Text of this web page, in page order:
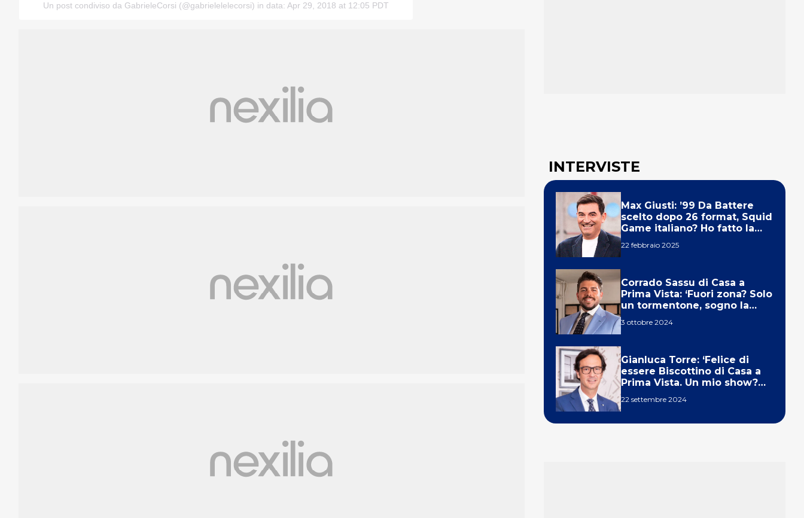
Un post condiviso da GabrieleCorsi (@gabrielelelecorsi) in data: Apr 29, 2018 at 12:05 PDT
INTERVISTE
Max Giusti: ’99 Da Battere
scelto dopo 26 format, Squid
Game italiano? Ho fatto la
22 febbraio 2025
Corrado Sassu di Casa a
Prima Vista: ‘Fuori zona? Solo
un tormentone, sogno la
3 ottobre 2024
Gianluca Torre: ‘Felice di
essere Biscottino di Casa a
Prima Vista. Un mio show?
22 settembre 2024